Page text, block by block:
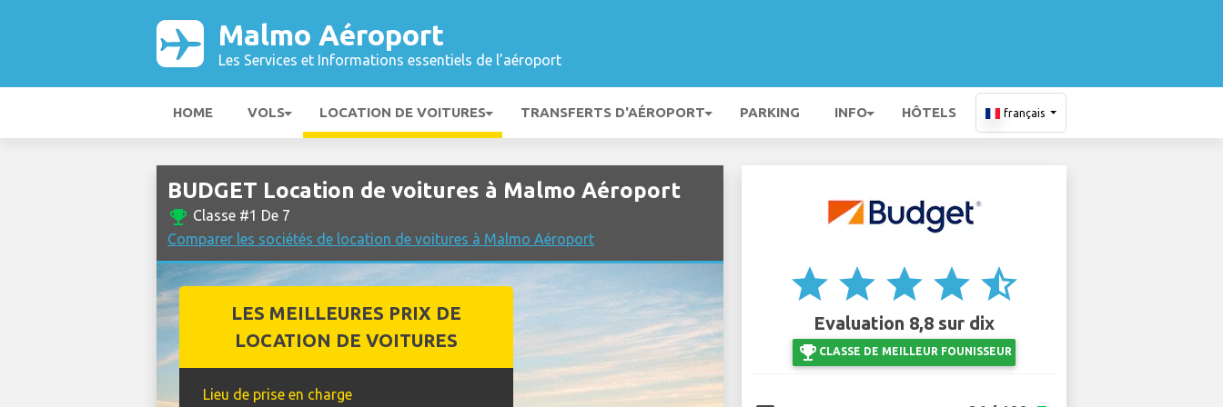
Malmo Aéroport
Les Services et Informations essentiels de l’aéroport
HOME VOLS LOCATION DE VOITURES TRANSFERTS D'AÉROPORT PARKING INFO HÔTELS français
BUDGET Location de voitures à Malmo Aéroport
emoji_events Classe #1 De 7
Comparer les sociétés de location de voitures à Malmo Aéroport
LES MEILLEURES PRIX DE
LOCATION DE VOITURES
Lieu de prise en charge
star star star star star_half
Evaluation 8,8 sur dix
emoji_events CLASSE DE MEILLEUR FOUNISSEUR